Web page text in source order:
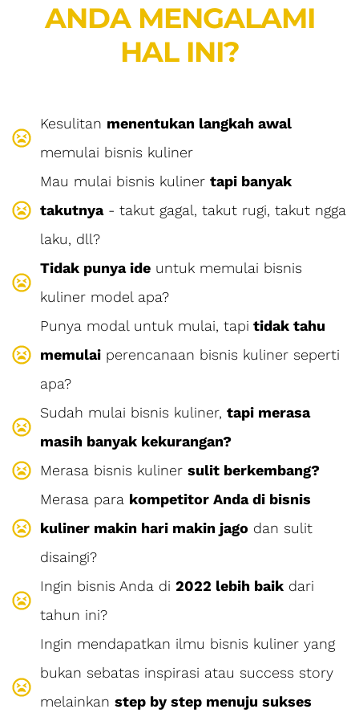
ANDA MENGALAMI
HAL INI?
Kesulitan menentukan langkah awal
memulai bisnis kuliner
Mau mulai bisnis kuliner tapi banyak
takutnya- takut gagal, takut rugi, takut ngga
laku, dll?
Tidak punya ide untuk memulai bisnis
kuliner model apa?
Punya modal untuk mulai, tapi tidak tahu
memulai perencanaan bisnis kuliner seperti
apa?
Sudah mulai bisnis kuliner, tapi merasa
masih banyak kekurangan?
Merasa bisnis kuliner sulit berkembang?
Merasa para kompetitor Anda di bisnis
kuliner makin hari makin jago dan sulit
disaingi?
Ingin bisnis Anda di 2022 lebih baik dari
tahun ini?
Ingin mendapatkan ilmu bisnis kuliner yang
bukan sebatas inspirasi atau success story
melainkan step by step menuju sukses